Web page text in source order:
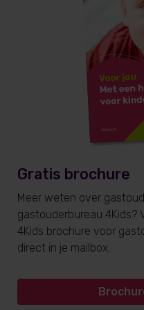
Gratis brochure
Meer weten over
gastouderbureau 4Kids?
4Kids brochure voor
direct in je mailbox.